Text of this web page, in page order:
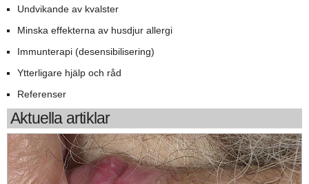
Undvikande av kvalster
Minska effekterna av husdjur allergi
Immunterapi (desensibilisering)
Ytterligare hjälp och råd
Referenser
Aktuella artiklar